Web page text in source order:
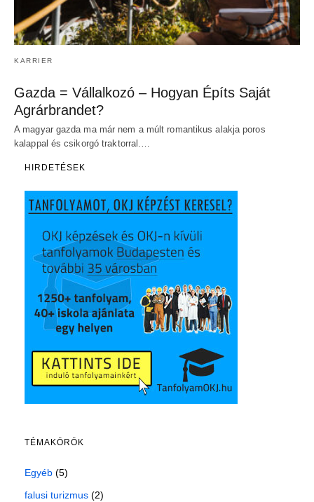
KARRIER
Gazda = Vállalkozó – Hogyan Építs Saját
Agrárbrandet?
A magyar gazda ma már nem a múlt romantikus alakja poros
kalappal és csikorgó traktorral.…
HIRDETÉSEK
TÉMAKÖRÖK
Egyéb (5)
falusi turizmus (2)